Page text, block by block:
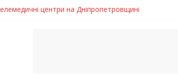
центри на Дніпропетровщині
досліджують місце розташування
шанс на власне житло
важлива правильна комунікація